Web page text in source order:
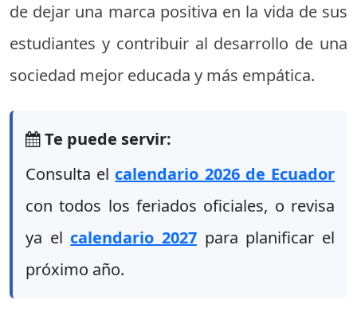
de dejar una marca positiva en la vida de sus
estudiantes y contribuir al desarrollo de una
sociedad mejor educada y más empática.
Te puede servir:
Consulta el calendario 2026 de Ecuador
con todos los feriados oficiales, o revisa
ya el calendario 2027 para planificar el
próximo año.